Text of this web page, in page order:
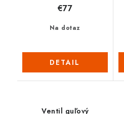
Na dotaz
€77
DETAIL
Ventil guľový